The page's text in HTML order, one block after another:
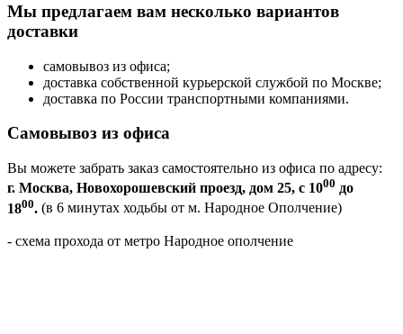
Мы предлагаем вам несколько вариантов
доставки
самовывоз из офиса;
доставка собственной курьерской службой по Москве;
доставка по России транспортными компаниями.
Самовывоз из офиса
Вы можете забрать заказ самостоятельно из офиса по адресу:
г. Москва, Новохорошевский проезд, дом 25, с 1000 до
1800. (в 6 минутах ходьбы от м. Народное Ополчение)
- схема прохода от метро Народное ополчение